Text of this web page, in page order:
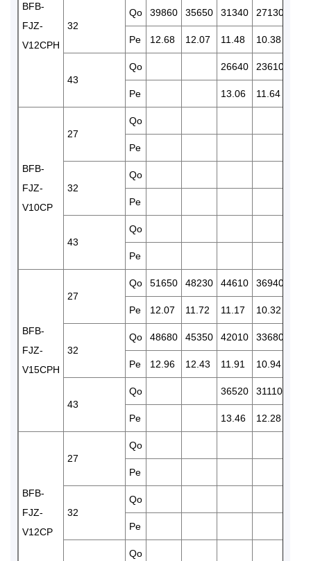
BFB-
FJZ-
V12CPH
32
Qo 39860 35650 31340 27130
Pe 12.68 12.07 11.48 10.38
43
Qo 26640 23610
Pe 13.06 11.64
BFB-
FJZ-
V10CP
27
Qo
Pe
32
Qo
Pe
43
Qo
Pe
BFB-
FJZ-
V15CPH
27
Qo 51650 48230 44610 36940
Pe 12.07 11.72 11.17 10.32
32
Qo 48680 45350 42010 33680
Pe 12.96 12.43 11.91 10.94
43
Qo 36520 31110
Pe 13.46 12.28
BFB-
FJZ-
V12CP
27
Qo
Pe
32
Qo
Pe
Qo